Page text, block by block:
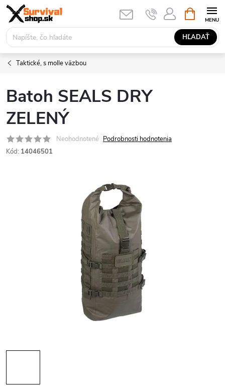
Prejsť
obsah
HĽADAŤ
KOŠÍK
Taktické, s molle väzbou
Batoh SEALS DRY
ZELENÝ
Neohodnotené Podrobnosti hodnotenia
Kód: 14046501